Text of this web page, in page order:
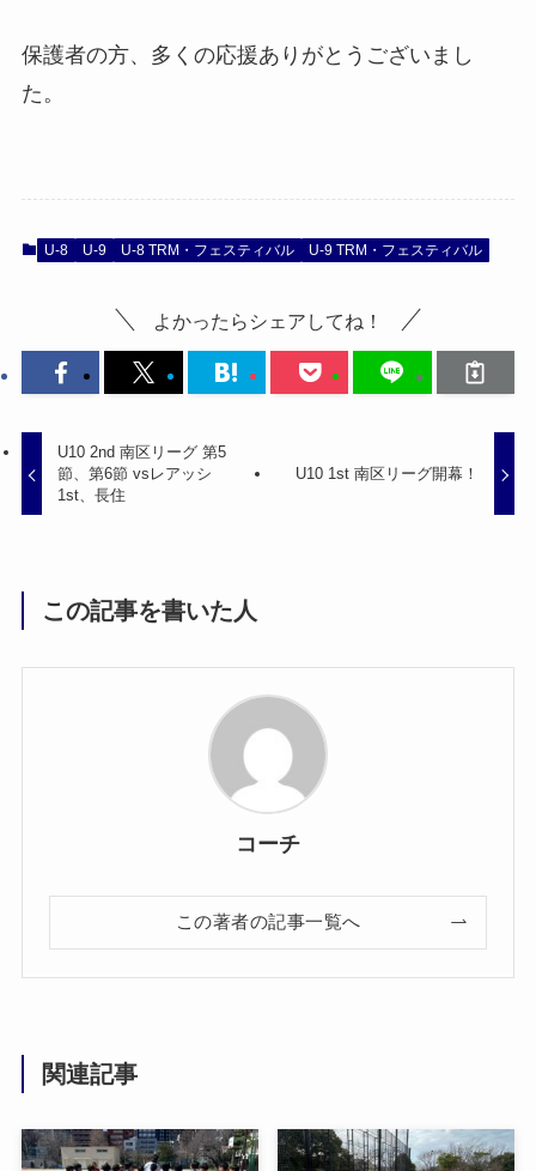
保護者の方、多くの応援ありがとうございまし
た。
U-8 U-9 U-8 TRM・フェスティバル U-9 TRM・フェスティバル
よかったらシェアしてね！
U10 2nd 南区リーグ 第5
節、第6節 vsレアッシ
1st、長住
U10 1st 南区リーグ開幕！
この記事を書いた人
コーチ
この著者の記事一覧へ
関連記事